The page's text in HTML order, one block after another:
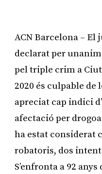
ACN Barcelona – El
declarat per
pel triple crim a
2020 és culpable de
apreciat cap indici
afectació per
ha estat considerat
robatoris, dos
S’enfronta a 92